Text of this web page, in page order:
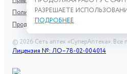
Политика рекомендаций
Продажа дистанционным способом
© 2026 Сеть аптек «СуперАптека». Все
Лицензия №: ЛО–78-02-004014
РАЗРЕШАЕТЕ
ПОДРОБНЕЕ